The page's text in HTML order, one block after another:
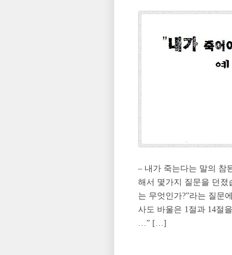
– 내가 죽는다는 말의 참
해서 몇가지 질문을 던졌
는 무엇인가?”라는 질문
사도 바울은 1절과 14절
…” […]